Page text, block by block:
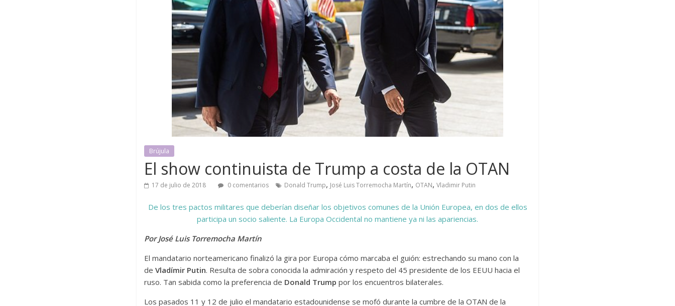
Brújula
El show continuista de Trump a costa de la OTAN
17 de julio de 2018 0 comentarios Donald Trump, José Luis Torremocha Martín, OTAN, Vladimir Putin
De los tres pactos militares que deberían diseñar los objetivos comunes de la Unión Europea, en dos de ellos
participa un socio saliente. La Europa Occidental no mantiene ya ni las apariencias.
Por José Luis Torremocha Martín
El mandatario norteamericano finalizó la gira por Europa cómo marcaba el guión: estrechando su mano con la
de Vladímir Putin. Resulta de sobra conocida la admiración y respeto del 45 presidente de los EEUU hacia el
ruso. Tan sabida como la preferencia de Donald Trump por los encuentros bilaterales.
Los pasados 11 y 12 de julio el mandatario estadounidense se mofó durante la cumbre de la OTAN de la